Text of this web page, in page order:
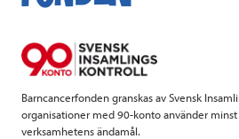
k
Barncancerfonden granskas av Svensk
organisationer med 90-konto använder
verksamhetens ändamål.